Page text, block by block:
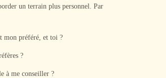
un terrain plus personnel. Par
mon préféré, et toi ?
?
à me conseiller ?